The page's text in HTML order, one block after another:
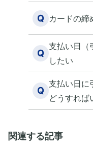
Q カードの締
Q
支払い日（
したい
Q
支払い日に
どうすれば
関連する記事